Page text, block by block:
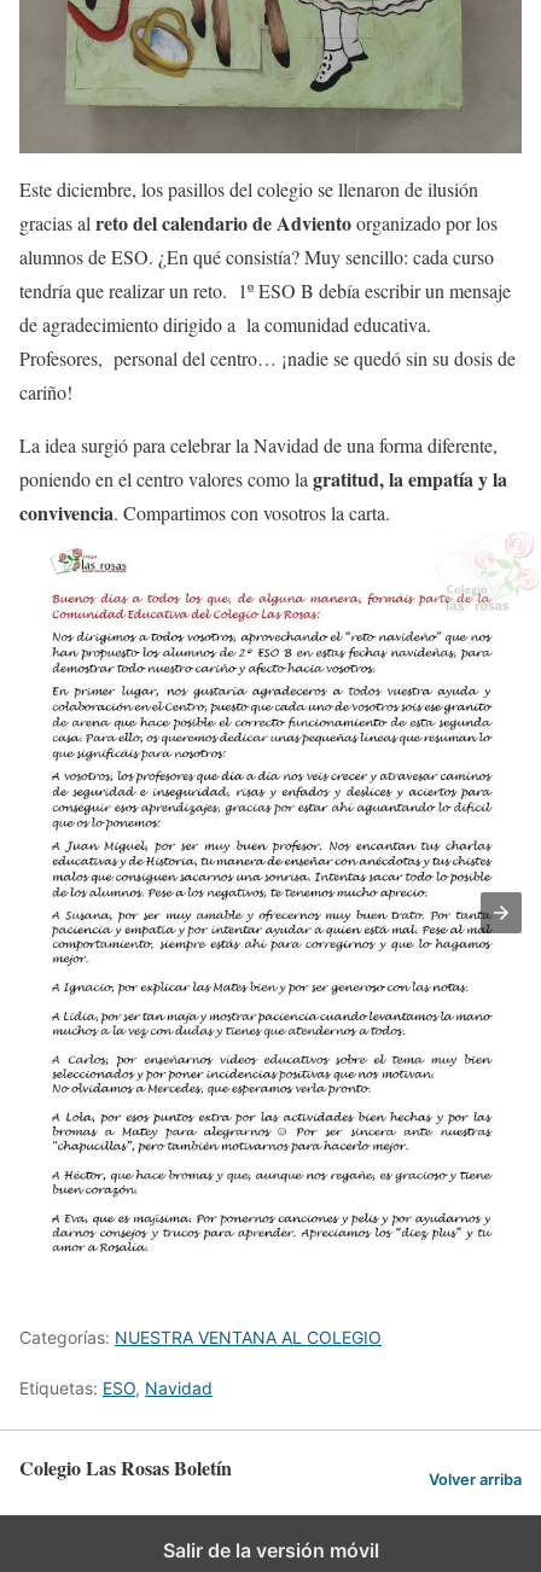
Este diciembre, los pasillos del colegio se llenaron de ilusión
gracias alreto del calendario de Advientoorganizado por los
alumnos de ESO. ¿En qué consistía? Muy sencillo: cada curso
tendría que realizar un reto. 1º ESO B debía escribir un mensaje
de agradecimiento dirigido a la comunidad educativa.
Profesores, personal del centro… ¡nadie se quedó sin su dosis de
cariño!
La idea surgió para celebrar la Navidad de una forma diferente,
poniendo en el centro valores como lagratitud, la empatía y la
convivencia. Compartimos con vosotros la carta.
Categorías: NUESTRA VENTANA AL COLEGIO
Etiquetas: ESO, Navidad
Colegio Las Rosas Boletín Volver arriba
Salir de la versión móvil